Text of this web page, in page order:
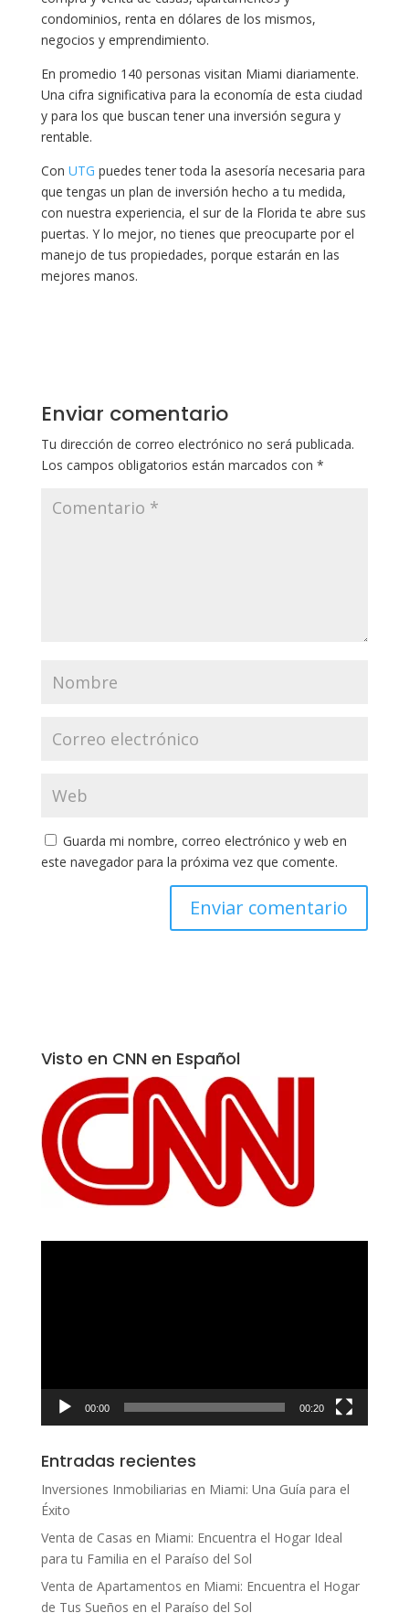
condominios, renta en dólares de los mismos,
negocios y emprendimiento.
En promedio 140 personas visitan Miami diariamente.
Una cifra significativa para la economía de esta ciudad
y para los que buscan tener una inversión segura y
rentable.
Con UTG puedes tener toda la asesoría necesaria para
que tengas un plan de inversión hecho a tu medida,
con nuestra experiencia, el sur de la Florida te abre sus
puertas. Y lo mejor, no tienes que preocuparte por el
manejo de tus propiedades, porque estarán en las
mejores manos.
Enviar comentario
Tu dirección de correo electrónico no será publicada.
Los campos obligatorios están marcados con *
Guarda mi nombre, correo electrónico y web en
este navegador para la próxima vez que comente.
Visto en CNN en Español
00:00 00:20
Entradas recientes
Inversiones Inmobiliarias en Miami: Una Guía para el
Éxito
Venta de Casas en Miami: Encuentra el Hogar Ideal
para tu Familia en el Paraíso del Sol
Venta de Apartamentos en Miami: Encuentra el Hogar
de Tus Sueños en el Paraíso del Sol